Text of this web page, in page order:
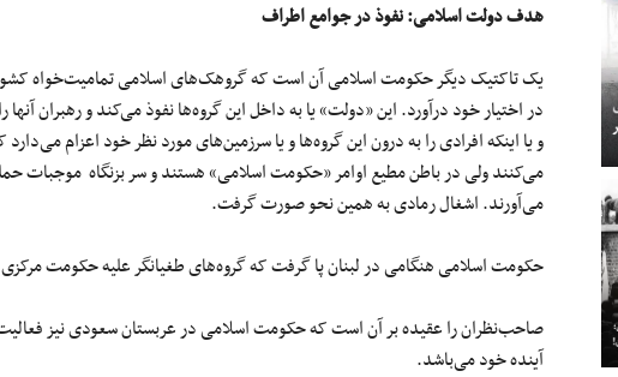
هدف دولت اسلامی: نفوذ در جوامع اطراف
یک تاکتیک دیگر حکومت اسلامی آن است که گروهک‌های اسلامی تمامیت‌خواه
در اختیار خود درآورد. این «دولت» یا به داخل این گروه‌ها نفوذ می‌کند و رهبران
و یا اینکه افرادی را به درون این گروه‌ها و یا سرزمین‌های مورد نظر خود اعزام
می‌کنند ولی در باطن مطیع اوامر «حکومت اسلامی» هستند و سر بزنگاه موجبات
می‌آورند. اشغال رمادی به همین نحو صورت گرفت.
حکومت اسلامی هنگامی در لبنان پا گرفت که گروه‌های طغیانگر علیه حکومت
صاحب‌نظران را عقیده بر آن است که حکومت اسلامی در عربستان سعودی نیز
آینده خود می‌باشد.